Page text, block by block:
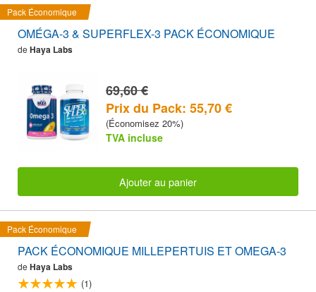
Pack Économique
OMÉGA-3 & SUPERFLEX-3 PACK ÉCONOMIQUE
de Haya Labs
69,60 €
Prix du Pack: 55,70 €
(Économisez 20%)
TVA incluse
Ajouter au panier
Pack Économique
PACK ÉCONOMIQUE MILLEPERTUIS ET OMEGA-3
de Haya Labs
(1)